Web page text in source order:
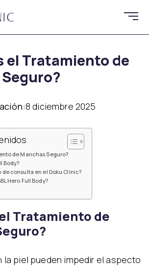
el Tratamiento de
8 diciembre 2025
de Manchas Seguro?
Body?
de consulta en el Doku Clinic?
Hero Full Body?
Tratamiento de
la piel pueden impedir el aspecto